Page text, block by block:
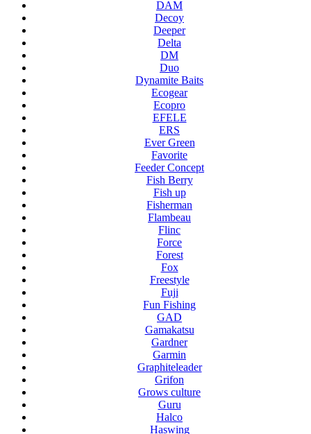
DAM
Decoy
Deeper
Delta
DM
Duo
Dynamite Baits
Ecogear
Ecopro
EFELE
ERS
Ever Green
Favorite
Feeder Concept
Fish Berry
Fish up
Fisherman
Flambeau
Flinc
Force
Forest
Fox
Freestyle
Fuji
Fun Fishing
GAD
Gamakatsu
Gardner
Garmin
Graphiteleader
Grifon
Grows culture
Guru
Halco
Haswing